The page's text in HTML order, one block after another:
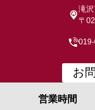
滝
〒
お
営業時間